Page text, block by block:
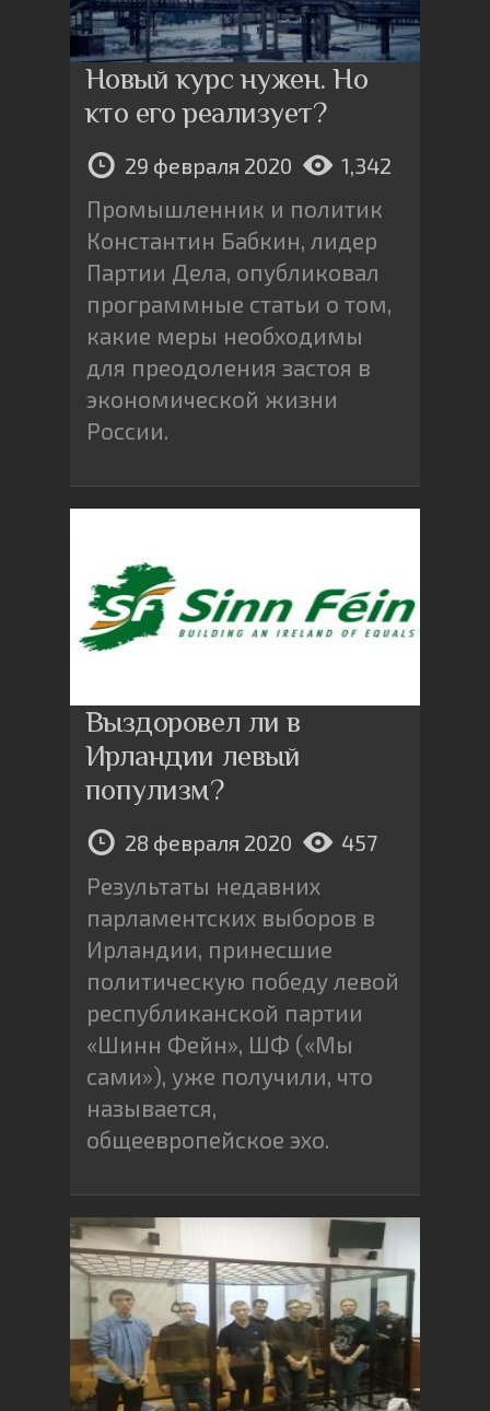
Новый курс нужен. Но
кто его реализует?
29 февраля 2020 1,342
Промышленник и политик
Константин Бабкин, лидер
Партии Дела, опубликовал
программные статьи о том,
какие меры необходимы
для преодоления застоя в
экономической жизни
России.
Выздоровел ли в
Ирландии левый
популизм?
28 февраля 2020 457
Результаты недавних
парламентских выборов в
Ирландии, принесшие
политическую победу левой
республиканской партии
«Шинн Фейн», ШФ («Мы
сами»), уже получили, что
называется,
общеевропейское эхо.